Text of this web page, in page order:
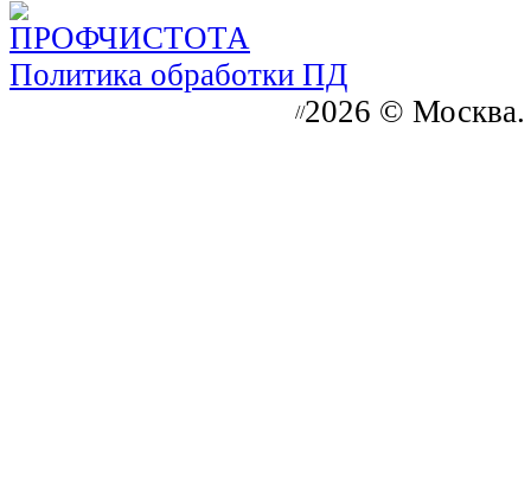
Политика обработки ПД
//2026 ©